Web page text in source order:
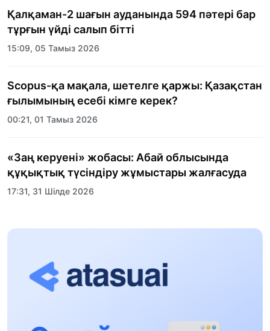
Қалқаман-2 шағын ауданында 594 пәтері бар
тұрғын үйді салып бітті
15:09, 05 Тамыз 2026
Scopus-қа мақала, шетелге қаржы: Қазақстан
ғылымының есебі кімге керек?
00:21, 01 Тамыз 2026
«Заң керуені» жобасы: Абай облысында
құқықтық түсіндіру жұмыстары жалғасуда
17:31, 31 Шілде 2026
Халықаралық «Формула-1 H2O» жарысын
13:13, 30 Шілде 2026